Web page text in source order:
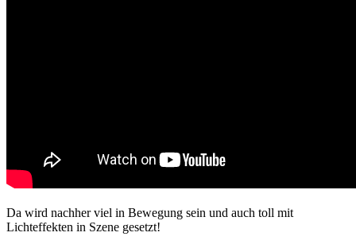
Da wird nachher viel in Bewegung sein und auch toll mit
Lichteffekten in Szene gesetzt!